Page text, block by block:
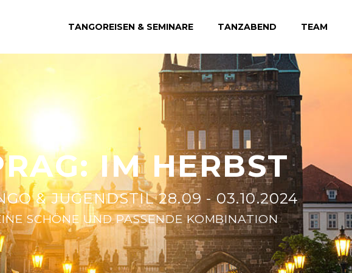
TANGOREISEN & SEMINARE TANZABEND TEAM
IM HERBST
& JUGENDSTIL 28.09 - 03.10.2024
SCHÖNE UND PASSENDE KOMBINATION